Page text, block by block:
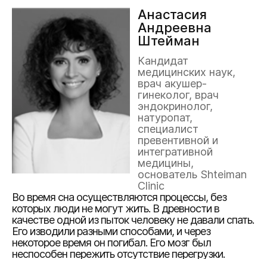
Анастасия
Андреевна
Штейман
Кандидат
медицинских наук,
врач акушер-
гинеколог, врач
эндокринолог,
натуропат,
специалист
превентивной и
интегративной
медицины,
основатель Shteiman
Clinic
Во время сна осуществляются процессы, без
которых люди не могут жить. В древности в
качестве одной из пыток человеку не давали спать.
Его изводили разными способами, и через
некоторое время он погибал. Его мозг был
неспособен пережить отсутствие перегрузки.